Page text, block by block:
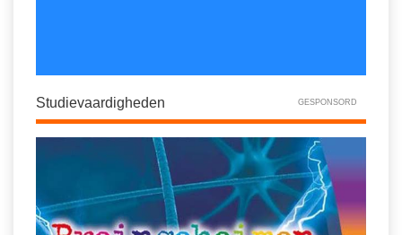
Studievaardigheden GESPONSORD